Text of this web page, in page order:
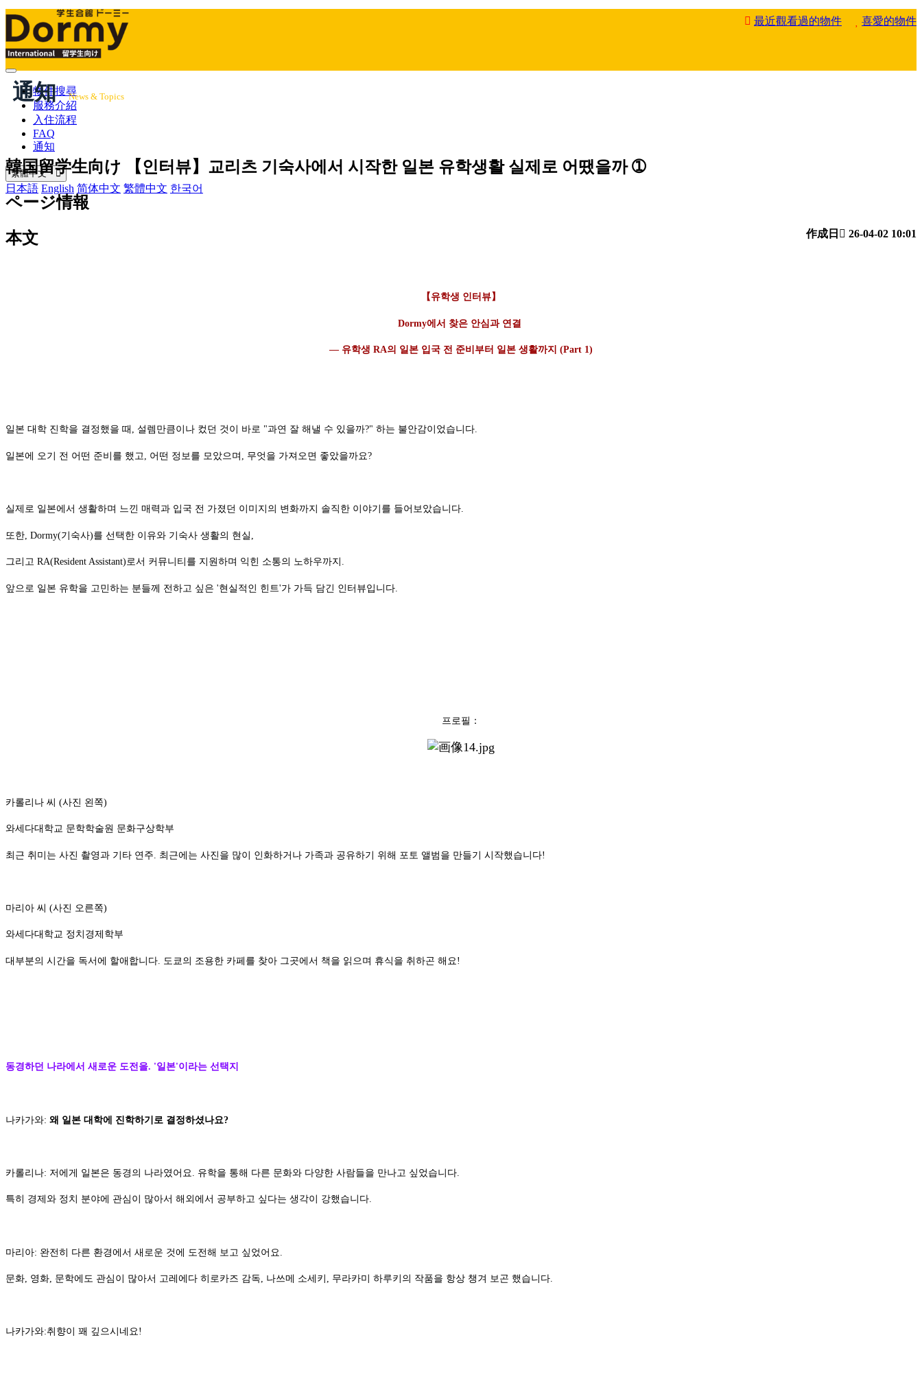
最近觀看過的物件 喜愛的物件
Mobile
Menu物件搜尋
服務介紹
入住流程
FAQ
通知
繁體中文
日本語 English 简体中文 繁體中文 한국어
通知 News & Topics
韓国留学生向け
【인터뷰】교리츠 기숙사에서 시작한 일본 유학생활 실제로 어땠을까 ➀
ページ情報
作成日 26-04-02 10:01
本文
【유학생 인터뷰】
Dormy에서 찾은 안심과 연결
— 유학생 RA의 일본 입국 전 준비부터 일본 생활까지 (Part 1)
일본 대학 진학을 결정했을 때, 설렘만큼이나 컸던 것이 바로 "과연 잘 해낼 수 있을까?" 하는 불안감이었습니다.
일본에 오기 전 어떤 준비를 했고, 어떤 정보를 모았으며, 무엇을 가져오면 좋았을까요?
실제로 일본에서 생활하며 느낀 매력과 입국 전 가졌던 이미지의 변화까지 솔직한 이야기를 들어보았습니다.
또한, Dormy(기숙사)를 선택한 이유와 기숙사 생활의 현실,
그리고 RA(Resident Assistant)로서 커뮤니티를 지원하며 익힌 소통의 노하우까지.
앞으로 일본 유학을 고민하는 분들께 전하고 싶은 '현실적인 힌트'가 가득 담긴 인터뷰입니다.
프로필：
카롤리나 씨 (사진 왼쪽)
와세다대학교 문학학술원 문화구상학부
최근 취미는 사진 촬영과 기타 연주. 최근에는 사진을 많이 인화하거나 가족과 공유하기 위해 포토 앨범을 만들기 시작했습니다!
마리아 씨 (사진 오른쪽)
와세다대학교 정치경제학부
대부분의 시간을 독서에 할애합니다. 도쿄의 조용한 카페를 찾아 그곳에서 책을 읽으며 휴식을 취하곤 해요!
동경하던 나라에서 새로운 도전을. '일본'이라는 선택지
나카가와: 왜 일본 대학에 진학하기로 결정하셨나요?
카롤리나: 저에게 일본은 동경의 나라였어요. 유학을 통해 다른 문화와 다양한 사람들을 만나고 싶었습니다.
특히 경제와 정치 분야에 관심이 많아서 해외에서 공부하고 싶다는 생각이 강했습니다.
마리아: 완전히 다른 환경에서 새로운 것에 도전해 보고 싶었어요.
문화, 영화, 문학에도 관심이 많아서 고레에다 히로카즈 감독, 나쓰메 소세키, 무라카미 하루키의 작품을 항상 챙겨 보곤 했습니다.
나카가와:취향이 꽤 깊으시네요!